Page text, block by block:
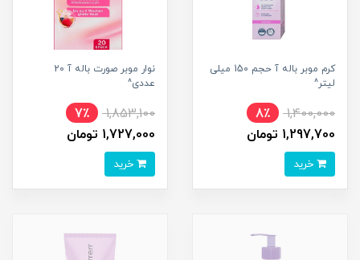
کرم موبر باله آ حجم 150 میلی
لیتر^
1,400,000
8٪
1,297,700 تومان
نوار موبر صورت باله آ 20
عددی^
1,853,100
7٪
1,727,000 تومان